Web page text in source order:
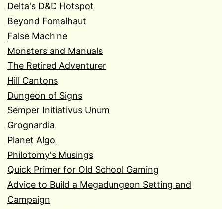
Delta's D&D Hotspot
Beyond Fomalhaut
False Machine
Monsters and Manuals
The Retired Adventurer
Hill Cantons
Dungeon of Signs
Semper Initiativus Unum
Grognardia
Planet Algol
Philotomy's Musings
Quick Primer for Old School Gaming
Advice to Build a Megadungeon Setting and
Campaign